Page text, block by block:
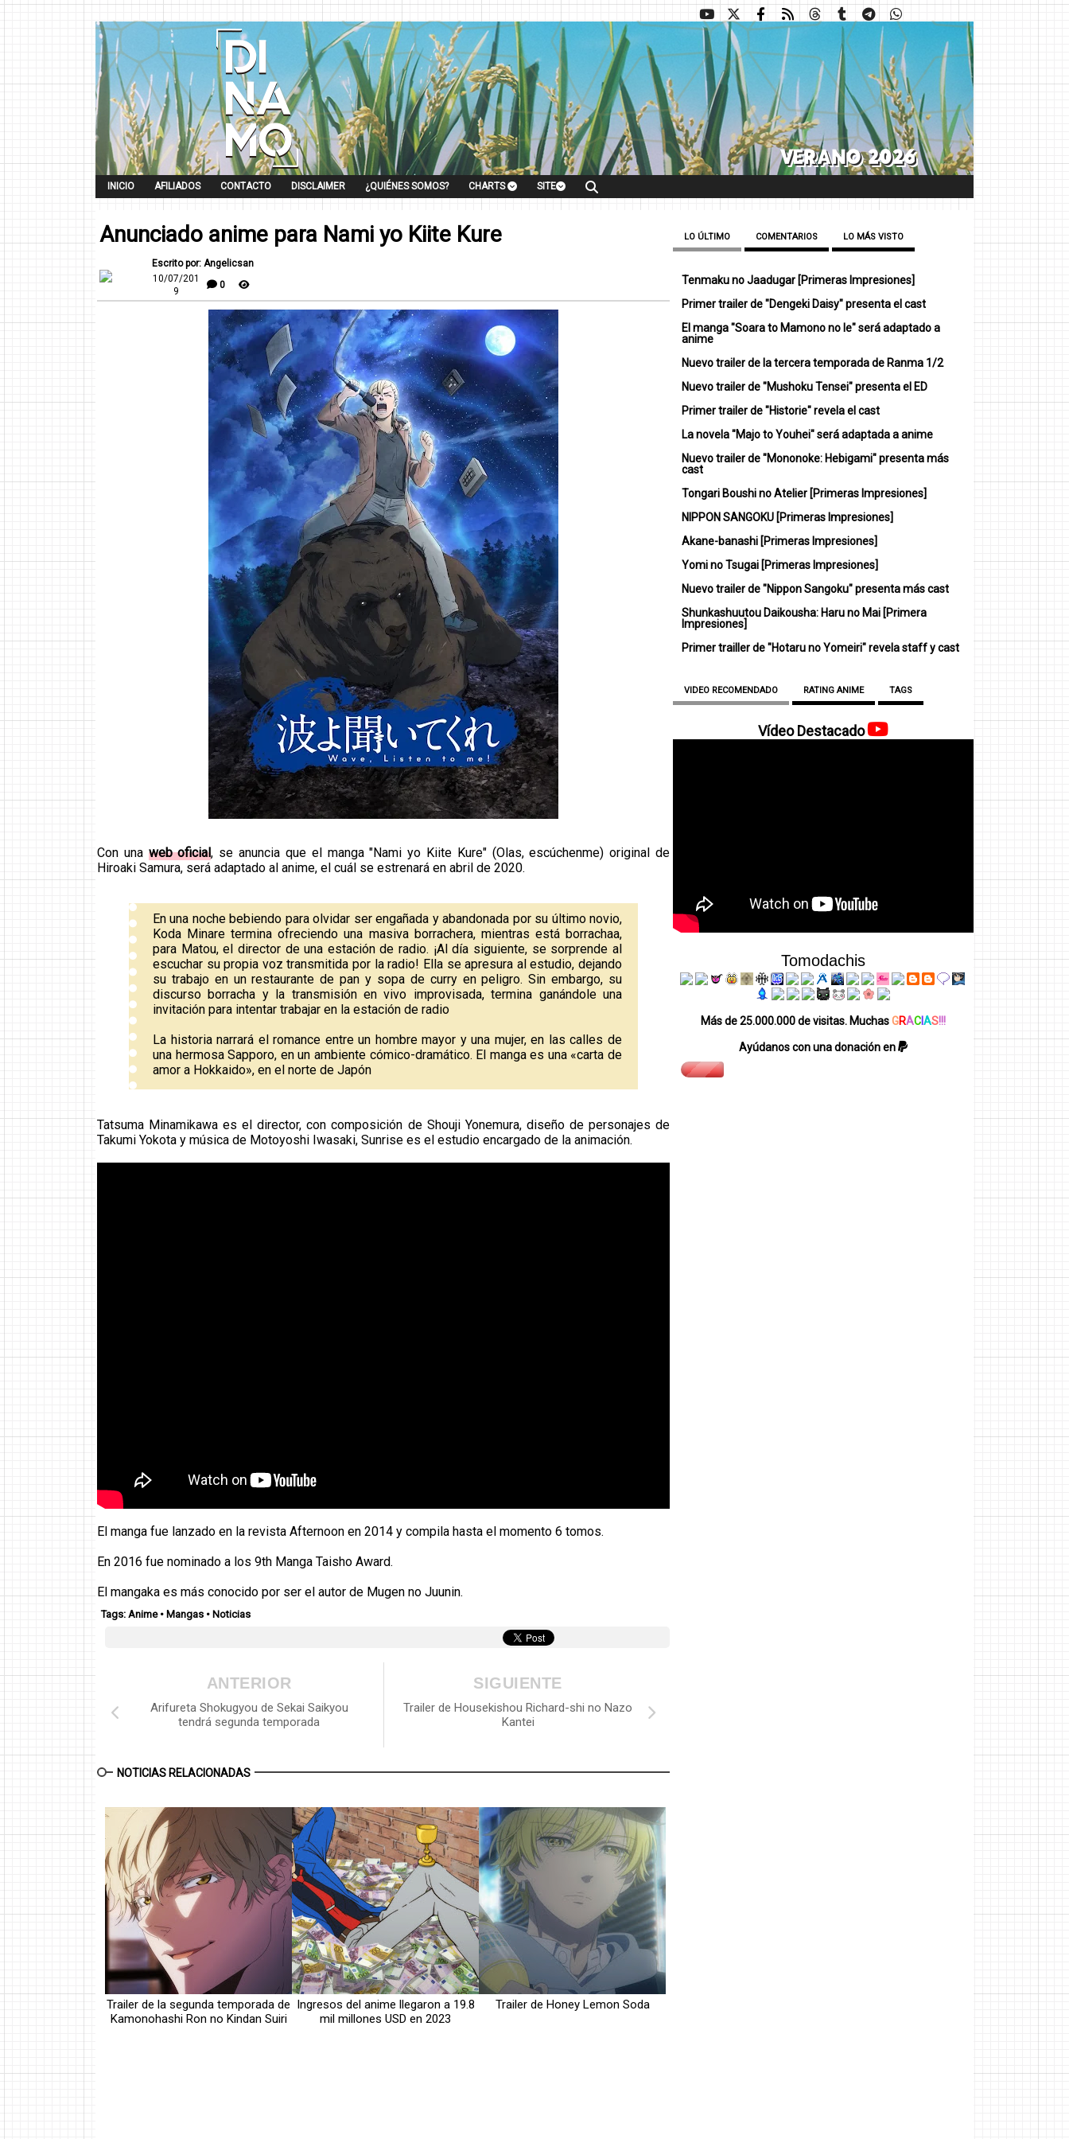
INICIO AFILIADOS CONTACTO DISCLAIMER ¿QUIÉNES SOMOS? CHARTS SITE
Anunciado anime para Nami yo Kiite Kure
Escrito por: Angelicsan
10/07/201
9
0
Con una web oficial, se anuncia que el manga "Nami yo Kiite Kure" (Olas, escúchenme) original de
Hiroaki Samura, será adaptado al anime, el cuál se estrenará en abril de 2020.
En una noche bebiendo para olvidar ser engañada y abandonada por su último novio,
Koda Minare termina ofreciendo una masiva borrachera, mientras está borrachaa,
para Matou, el director de una estación de radio. ¡Al día siguiente, se sorprende al
escuchar su propia voz transmitida por la radio! Ella se apresura al estudio, dejando
su trabajo en un restaurante de pan y sopa de curry en peligro. Sin embargo, su
discurso borracha y la transmisión en vivo improvisada, termina ganándole una
invitación para intentar trabajar en la estación de radio
La historia narrará el romance entre un hombre mayor y una mujer, en las calles de
una hermosa Sapporo, en un ambiente cómico-dramático. El manga es una «carta de
amor a Hokkaido», en el norte de Japón
Tatsuma Minamikawa es el director, con composición de Shouji Yonemura, diseño de personajes de
Takumi Yokota y música de Motoyoshi Iwasaki, Sunrise es el estudio encargado de la animación.
El manga fue lanzado en la revista Afternoon en 2014 y compila hasta el momento 6 tomos.
En 2016 fue nominado a los 9th Manga Taisho Award.
El mangaka es más conocido por ser el autor de Mugen no Juunin.
Tags: Anime• Mangas • Noticias
SIGUIENTE
Trailer de Housekishou Richard-shi no Nazo
Kantei
ANTERIOR
Arifureta Shokugyou de Sekai Saikyou
tendrá segunda temporada
NOTICIAS RELACIONADAS
Trailer de la segunda temporada de
Kamonohashi Ron no Kindan Suiri
Ingresos del anime llegaron a 19.8
mil millones USD en 2023
Trailer de Honey Lemon Soda
LO ÚLTIMO COMENTARIOS LO MÁS VISTO
Tenmaku no Jaadugar [Primeras Impresiones]
Primer trailer de "Dengeki Daisy" presenta el cast
El manga "Soara to Mamono no Ie" será adaptado a
anime
Nuevo trailer de la tercera temporada de Ranma 1/2
Nuevo trailer de "Mushoku Tensei" presenta el ED
Primer trailer de "Historie" revela el cast
La novela "Majo to Youhei" será adaptada a anime
Nuevo trailer de "Mononoke: Hebigami" presenta más
cast
Tongari Boushi no Atelier [Primeras Impresiones]
NIPPON SANGOKU [Primeras Impresiones]
Akane-banashi [Primeras Impresiones]
Yomi no Tsugai [Primeras Impresiones]
Nuevo trailer de "Nippon Sangoku" presenta más cast
Shunkashuutou Daikousha: Haru no Mai [Primera
Impresiones]
Primer trailler de "Hotaru no Yomeiri" revela staff y cast
VIDEO RECOMENDADO RATING ANIME TAGS
Vídeo Destacado
Tomodachis
Más de 25.000.000 de visitas. MuchasGRACAS!!!
Ayúdanos con una donación en